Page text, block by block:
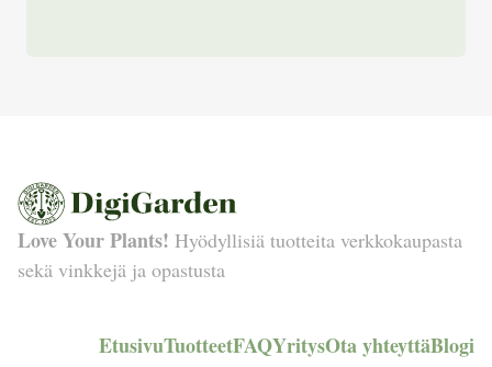
Love Your Plants! Hyödyllisiä tuotteita verkkokaupasta
sekä vinkkejä ja opastusta
EtusivuTuotteetFAQYritysOta yhteyttäBlogi